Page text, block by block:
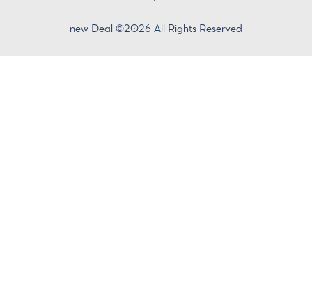
new Deal ©2026 All Rights Reserved